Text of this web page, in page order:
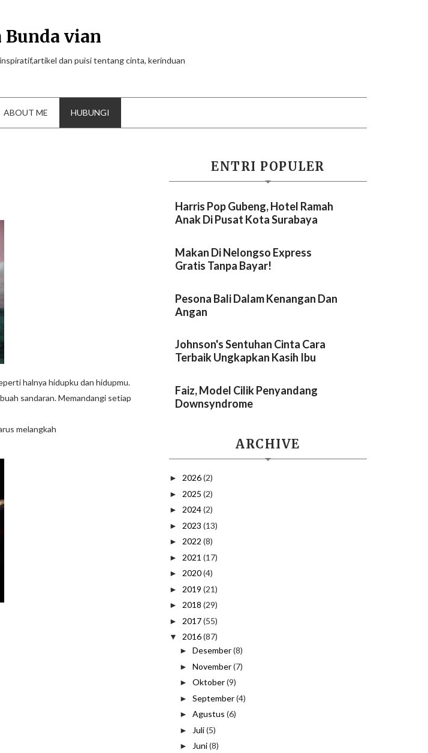
Bunda vian
dan puisi tentang cinta, kerinduan
ABOUT ME HUBUNGI
halnya hidupku dan hidupmu.
sandaran. Memandangi setiap
melangkah
ENTRI POPULER
Harris Pop Gubeng, Hotel Ramah
Anak Di Pusat Kota Surabaya
Makan Di Nelongso Express
Gratis Tanpa Bayar!
Pesona Bali Dalam Kenangan Dan
Angan
Johnson's Sentuhan Cinta Cara
Terbaik Ungkapkan Kasih Ibu
Faiz, Model Cilik Penyandang
Downsyndrome
ARCHIVE
► 2026(2)
► 2025 (2)
► 2024(2)
► 2023 (13)
► 2022 (8)
► 2021 (17)
► 2020(4)
► 2019 (21)
► 2018 (29)
► 2017(55)
▼ 2016(87)
► Desember(8)
► November(7)
► Oktober(9)
► September(4)
► Agustus (6)
► Juli(5)
► Juni(8)